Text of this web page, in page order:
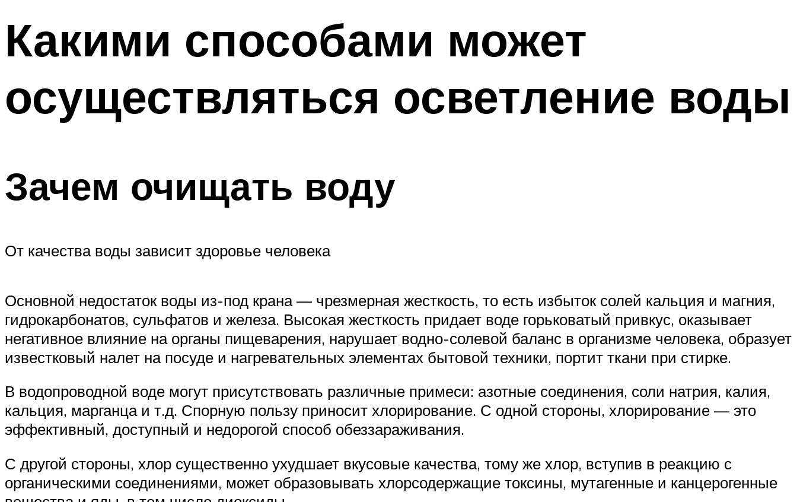
Какими способами может
осуществляться осветление воды
Зачем очищать воду
От качества воды зависит здоровье человека
Основной недостаток воды из-под крана — чрезмерная жесткость, то есть избыток солей кальция и магния,
гидрокарбонатов, сульфатов и железа. Высокая жесткость придает воде горьковатый привкус, оказывает
негативное влияние на органы пищеварения, нарушает водно-солевой баланс в организме человека, образует
известковый налет на посуде и нагревательных элементах бытовой техники, портит ткани при стирке.
В водопроводной воде могут присутствовать различные примеси: азотные соединения, соли натрия, калия,
кальция, марганца и т.д. Спорную пользу приносит хлорирование. С одной стороны, хлорирование — это
эффективный, доступный и недорогой способ обеззараживания.
С другой стороны, хлор существенно ухудшает вкусовые качества, тому же хлор, вступив в реакцию с
органическими соединениями, может образовывать хлорсодержащие токсины, мутагенные и канцерогенные